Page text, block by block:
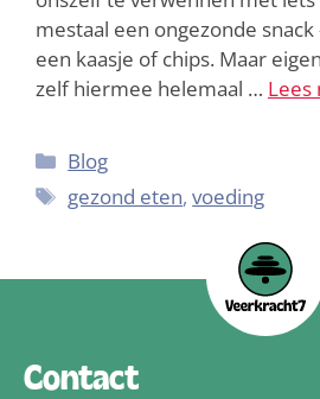
mestaal een ongezonde
een kaasje of chips. Maar
zelf hiermee helemaal … Lees
Blog
gezond eten,voeding
Contact